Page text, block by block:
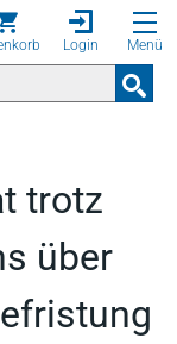
Login Menü
trotz
über